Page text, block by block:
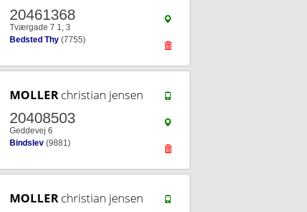
20461368
Tværgade 7 1, 3
Bedsted Thy (7755)
MOLLER christian jensen
20408503
Geddevej 6
Bindslev (9881)
MOLLER christian jensen